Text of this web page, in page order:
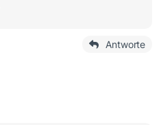
Antworte